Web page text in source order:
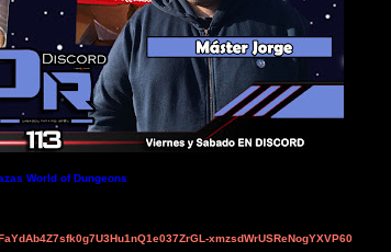
World of Dungeons
xmzsdWrUSReNogYXVP60